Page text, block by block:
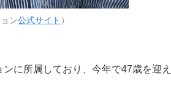
ン公式サイト ）
に所属しており、今年で47歳を迎え